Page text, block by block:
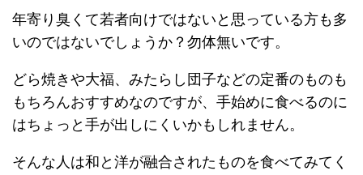
年寄り臭くて若者向けではないと思っている方も多
いのではないでしょうか？勿体無いです。
どら焼きや大福、みたらし団子などの定番のものも
もちろんおすすめなのですが、手始めに食べるのに
はちょっと手が出しにくいかもしれません。
そんな人は和と洋が融合されたものを食べてみてく